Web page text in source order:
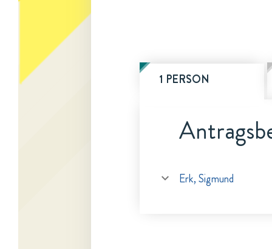
1 PERSON
Erk, Sigmund